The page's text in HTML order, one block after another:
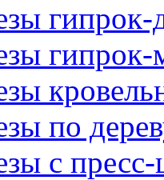
гипрок-
гипрок-
по
с